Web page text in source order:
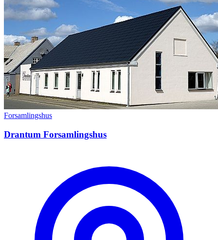
Forsamlingshus
Drantum Forsamlingshus